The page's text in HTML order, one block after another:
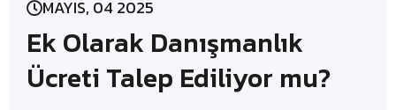
MAYIS, 04 2025
Ek Olarak Danışmanlık
Ücreti Talep Ediliyor mu?